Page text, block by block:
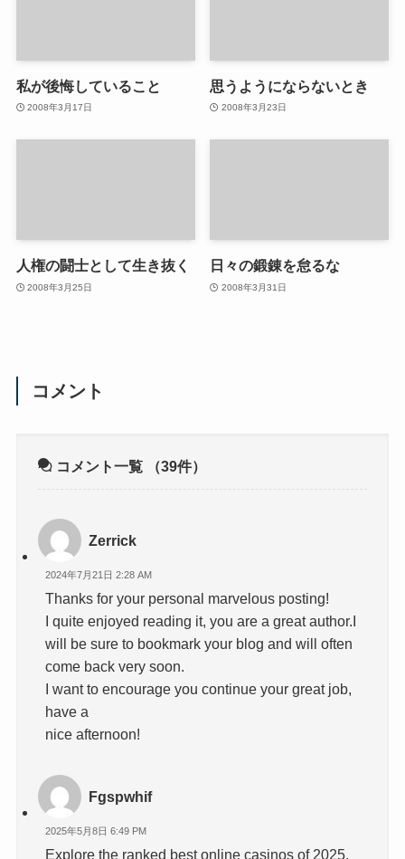
私が後悔していること
2008年3月17日
思うようにならないとき
2008年3月23日
人権の闘士として生き抜く
2008年3月25日
日々の鍛錬を怠るな
2008年3月31日
コメント
コメント一覧 （39件）
Zerrick
2024年7月21日 2:28 AM
Thanks for your personal marvelous posting!
I quite enjoyed reading it, you are a great author.I
will be sure to bookmark your blog and will often
come back very soon.
I want to encourage you continue your great job,
have a
nice afternoon!
Fgspwhif
2025年5月8日 6:49 PM
Explore the ranked best online casinos of 2025.